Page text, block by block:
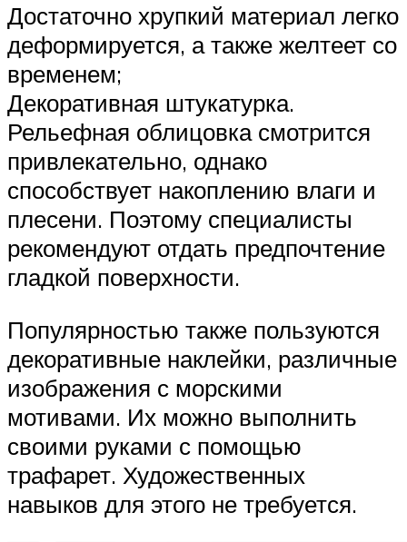
Достаточно хрупкий материал легко
деформируется, а также желтеет со
временем;
Декоративная штукатурка.
Рельефная облицовка смотрится
привлекательно, однако
способствует накоплению влаги и
плесени. Поэтому специалисты
рекомендуют отдать предпочтение
гладкой поверхности.
Популярностью также пользуются
декоративные наклейки, различные
изображения с морскими
мотивами. Их можно выполнить
своими руками с помощью
трафарет. Художественных
навыков для этого не требуется.